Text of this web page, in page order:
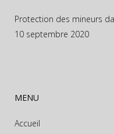
Protection des mineurs
10 septembre 2020
MENU
Accueil